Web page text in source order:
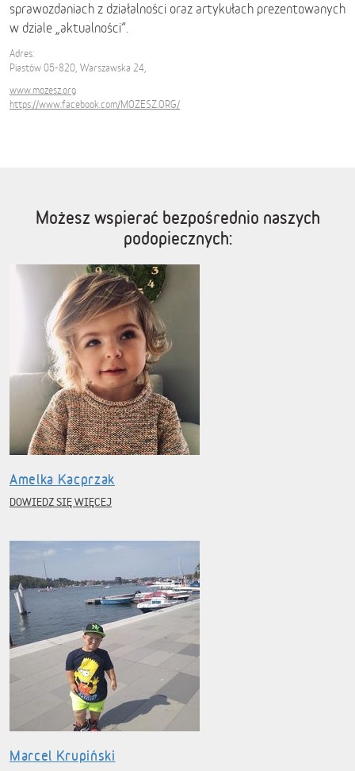
sprawozdaniach z działalności oraz artykułach prezentowanych
w dziale „aktualności”.
Adres:
Piastów 05-820, Warszawska 24,
www.mozesz.org
https://www.facebook.com/MOZESZ.ORG/
Możesz wspierać bezpośrednio naszych
podopiecznych:
Amelka Kacprzak
DOWIEDZ SIĘ WIĘCEJ
Marcel Krupiński